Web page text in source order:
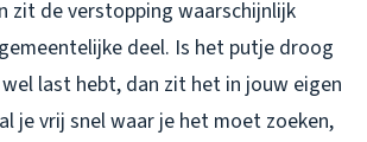
zit de verstopping waarschijnlijk
deel. Is het putje droog
last hebt, dan zit het in jouw eigen
je vrij snel waar je het moet zoeken,